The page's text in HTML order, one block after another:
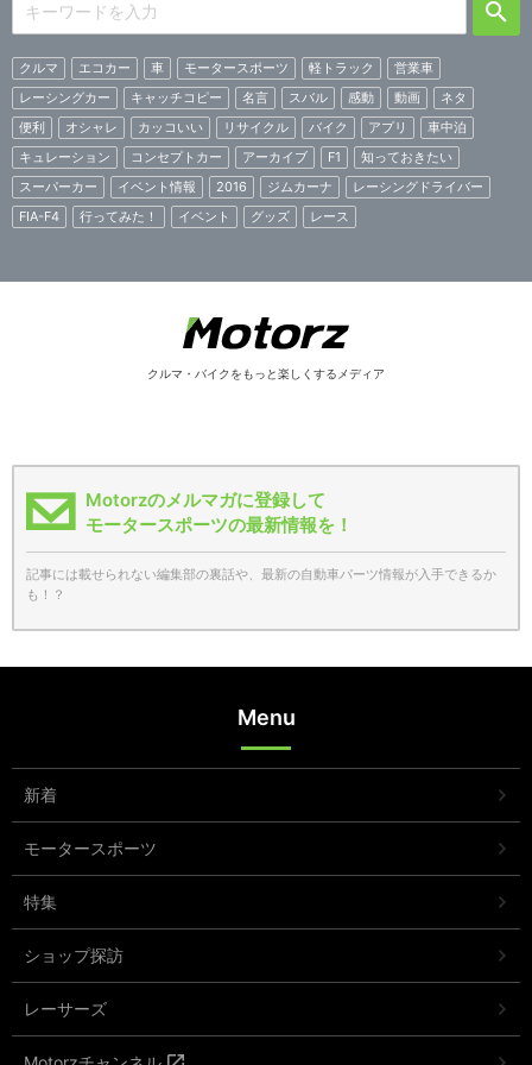
クルマ エコカー 車 モータースポーツ 軽トラック
営業車
レーシングカー
キャッチコピー 名言 スバル 感動 動画
ネタ
便利
オシャレ カッコいい リサイクル バイク アプリ
車中泊
キュレーション
コンセプトカー アーカイブ F1
知っておきたい
スーパーカー
イベント情報 2016 ジムカーナ
レーシングドライバー
FIA-F4
行ってみた！ イベント グッズ レース
クルマ・バイクをもっと楽しくするメディア
Motorzのメルマガに登録して
モータースポーツの最新情報を！
記事には載せられない編集部の裏話や、最新の自動車パーツ情報が入手できるか
も！？
Menu
新着
モータースポーツ
特集
ショップ探訪
レーサーズ